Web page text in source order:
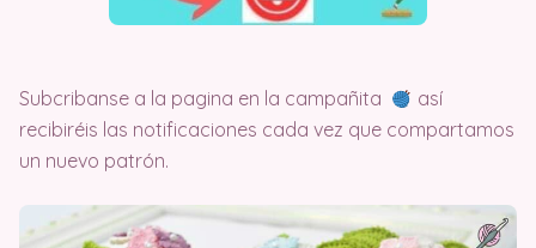
Subcribanse a la pagina en la campañita
así
recibiréis las notificaciones cada vez que compartamos
un nuevo patrón.